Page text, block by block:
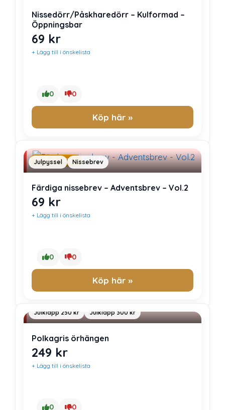
Nissedörr/Påskharedörr – Kulformad –
Öppningsbar
69 kr
+ Lägg till i önskelista
0 0
Köp här »
PRISHÖJNING
Julpyssel Nissebrev
Färdiga nissebrev – Adventsbrev – Vol.2
69 kr
+ Lägg till i önskelista
0 0
Köp här »
Julklapp 250 kr Julklapp 300 kr
Polkagris örhängen
249 kr
+ Lägg till i önskelista
0 0